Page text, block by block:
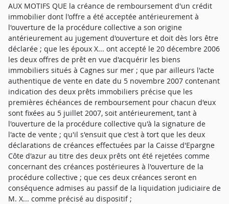
AUX MOTIFS QUE la créance de remboursement d'un crédit
immobilier dont l'offre a été acceptée antérieurement à
l'ouverture de la procédure collective a son origine
antérieurement au jugement d'ouverture et doit dès lors être
déclarée ; que les époux X... ont accepté le 20 décembre 2006
les deux offres de prêt en vue d'acquérir les biens
immobiliers situés à Cagnes sur mer ; que par ailleurs l'acte
authentique de vente en date du 5 novembre 2007 contenant
indication des deux prêts immobiliers précise que les
premières échéances de remboursement pour chacun d'eux
sont fixées au 5 juillet 2007, soit antérieurement, tant à
l'ouverture de la procédure collective qu'à la signature de
l'acte de vente ; qu'il s'ensuit que c'est à tort que les deux
déclarations de créances effectuées par la Caisse d'Epargne
Côte d'azur au titre des deux prêts ont été rejetées comme
concernant des créances postérieures à l'ouverture de la
procédure collective ; que ces deux créances seront en
conséquence admises au passif de la liquidation judiciaire de
M. X... comme précisé au dispositif ;